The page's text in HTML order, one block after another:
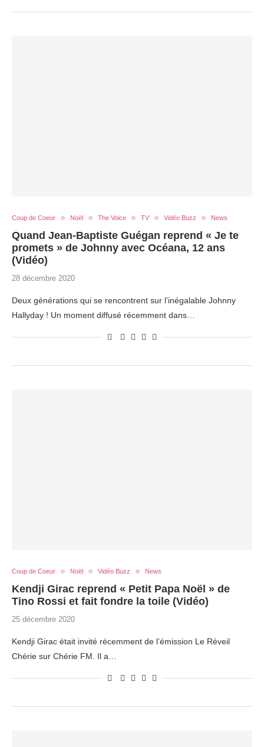
Coup de Coeur Noël The Voice TV Vidéo Buzz News
Quand Jean-Baptiste Guégan reprend « Je te
promets » de Johnny avec Océana, 12 ans
(Vidéo)
28 décembre 2020
Deux générations qui se rencontrent sur l’inégalable Johnny
Hallyday ! Un moment diffusé récemment dans…
Coup de Coeur Noël Vidéo Buzz News
Kendji Girac reprend « Petit Papa Noël » de
Tino Rossi et fait fondre la toile (Vidéo)
25 décembre 2020
Kendji Girac était invité récemment de l’émission Le Réveil
Chérie sur Chérie FM. Il a…